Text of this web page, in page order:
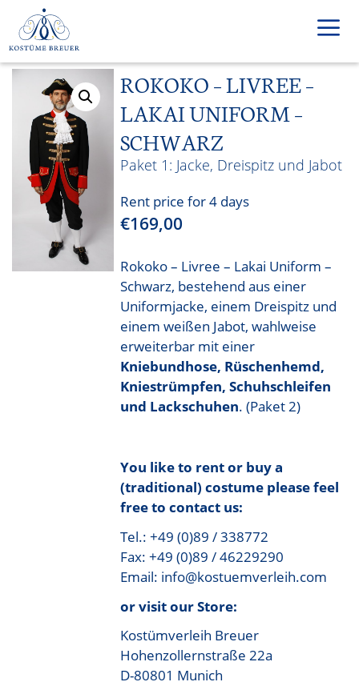
content
ROKOKO – LIVREE –
LAKAI UNIFORM –
SCHWARZ
Jacke, Dreispitz und Jabot
Rent price for 4 days
€169,00
Rokoko – Livree – Lakai Uniform –
Schwarz, bestehend aus einer
Uniformjacke, einem Dreispitz und
einem weißen Jabot, wahlweise
erweiterbar mit einer
Kniebundhose, Rüschenhemd,
Kniestrümpfen, Schuhschleifen
und Lackschuhen. (Paket 2)
You like to rent or buy a
(traditional) costume please feel
free to contact us:
Tel.: +49 (0)89 / 338772
Fax: +49 (0)89 / 46229290
Email: info@kostuemverleih.com
or visit our Store:
Kostümverleih Breuer
Hohenzollernstraße 22a
D-80801 Munich